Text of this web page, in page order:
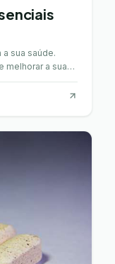
sua saúde.
melhorar a sua